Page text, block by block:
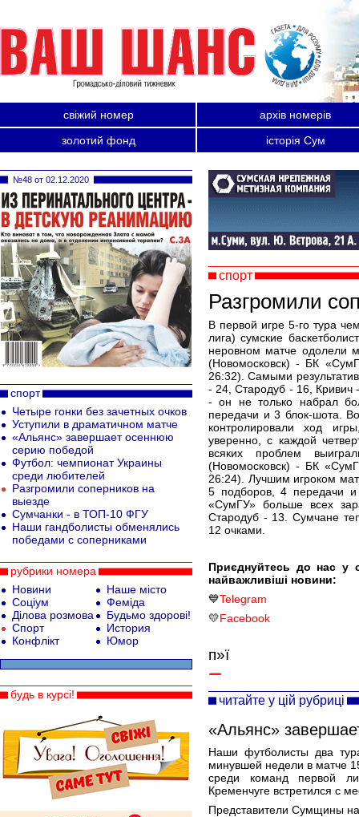
свіжий номер
архів номерів
золотий фонд
історія Сум
спорт
Разгромили
В первой игре 5-го тура
лига) сумские
неровном матче одолели
(Новомосковск) - БК
26:32). Самыми
- 24, Стародуб - 16, Кривич
- он не только набрал
передачи и 3 блок-шота.
контролировали ход
уверенно, с каждой
всяких проблем
(Новомосковск) - БК
26:24). Лучшим игроком
5 подборов, 4 передачи
«СумГУ» больше всех
Стародуб - 13. Сумчане
12 очками.
Приєднуйтесь до нас у
найважливіші новини:
💙Telegram
💛Facebook
п»ї
читайте у цій рубриці
«Альянс»
Наши футболисты два
минувшей недели в матче
среди команд первой
Кременчуге встретился с
Представители Сумщины
№48 от 02.12.2020
спорт
Четыре гонки без зачетных очков
Уступили в драматичном матче
«Альянс» завершает осеннюю
серию победой
Футбол: чемпионат Украины
среди любителей
Разгромили соперников на
выезде
Сумчанки - в ТОП-10 ФГУ
Наши гандболисты обменялись
победами с соперниками
рубрики номера
Новини
Соціум
Ділова розмова
Спорт
Конфлікт
Наше місто
Феміда
Будьмо здорові!
История
Юмор
будь в курсі!